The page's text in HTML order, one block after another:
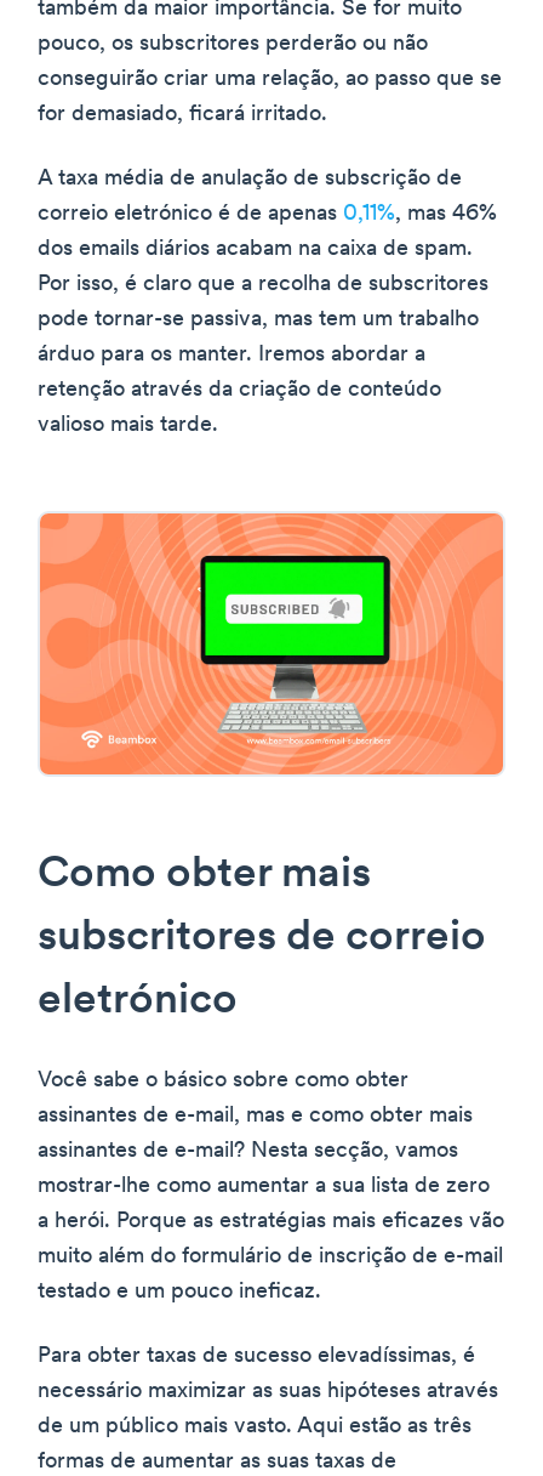
também da maior importância. Se for muito
pouco, os subscritores perderão ou não
conseguirão criar uma relação, ao passo que se
for demasiado, ficará irritado.
A taxa média de anulação de subscrição de
correio eletrónico é de apenas 0,11%, mas 46%
dos emails diários acabam na caixa de spam.
Por isso, é claro que a recolha de subscritores
pode tornar-se passiva, mas tem um trabalho
árduo para os manter. Iremos abordar a
retenção através da criação de conteúdo
valioso mais tarde.
Como obter mais
subscritores de correio
eletrónico
Você sabe o básico sobre como obter
assinantes de e-mail, mas e como obter mais
assinantes de e-mail? Nesta secção, vamos
mostrar-lhe como aumentar a sua lista de zero
a herói. Porque as estratégias mais eficazes vão
muito além do formulário de inscrição de e-mail
testado e um pouco ineficaz.
Para obter taxas de sucesso elevadíssimas, é
necessário maximizar as suas hipóteses através
de um público mais vasto. Aqui estão as três
formas de aumentar as suas taxas de